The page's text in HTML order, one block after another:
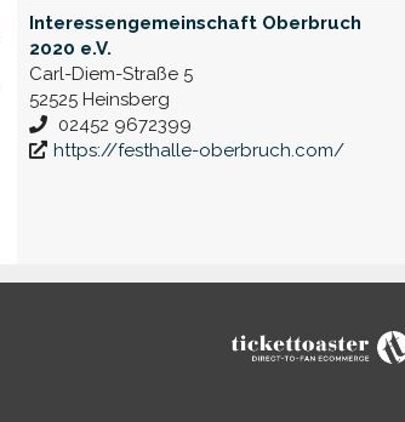
Interessengemeinschaft Oberbruch
2020 e.V.
Carl-Diem-Straße 5
52525 Heinsberg
02452 9672399
https://festhalle-oberbruch.com/